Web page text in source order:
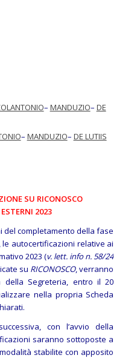
– MANDUZIO– DE
– MANDUZIO– DE LUTIIS
SU RICONOSCO
2023
del completamento della fase
autocertificazioni relative ai
2023 (v. lett. info n. 58/24
su RICONOSCO, verranno
della Segreteria, entro il 20
nella propria Scheda
con l’avvio della
saranno sottoposte a
stabilite con apposito